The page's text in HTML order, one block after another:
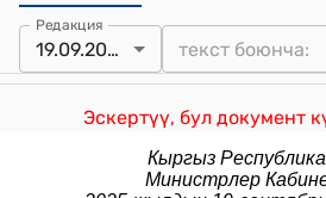
Редакция
19.09.2025
Эскертүү, бул документ